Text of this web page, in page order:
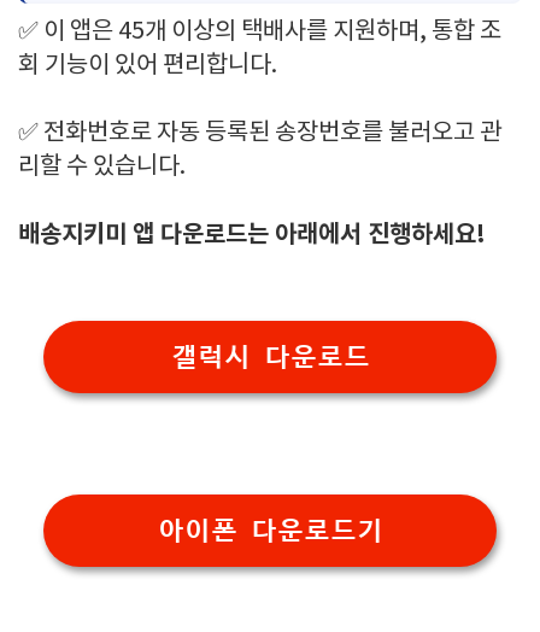
✅ 이 앱은 45개 이상의 택배사를 지원하며, 통합 조
회 기능이 있어 편리합니다.
✅ 전화번호로 자동 등록된 송장번호를 불러오고 관
리할 수 있습니다.
배송지키미 앱 다운로드는 아래에서 진행하세요!
갤럭시 다운로드
아이폰 다운로드기